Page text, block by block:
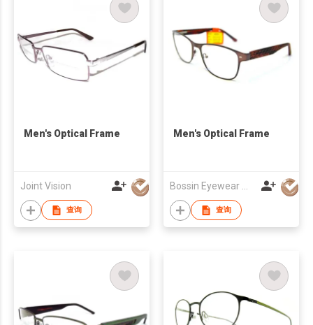
Men's Optical Frame
Joint Vision
查询
Men's Optical Frame
Bossin Eyewear Manufacture (HK) Co., Limited
查询